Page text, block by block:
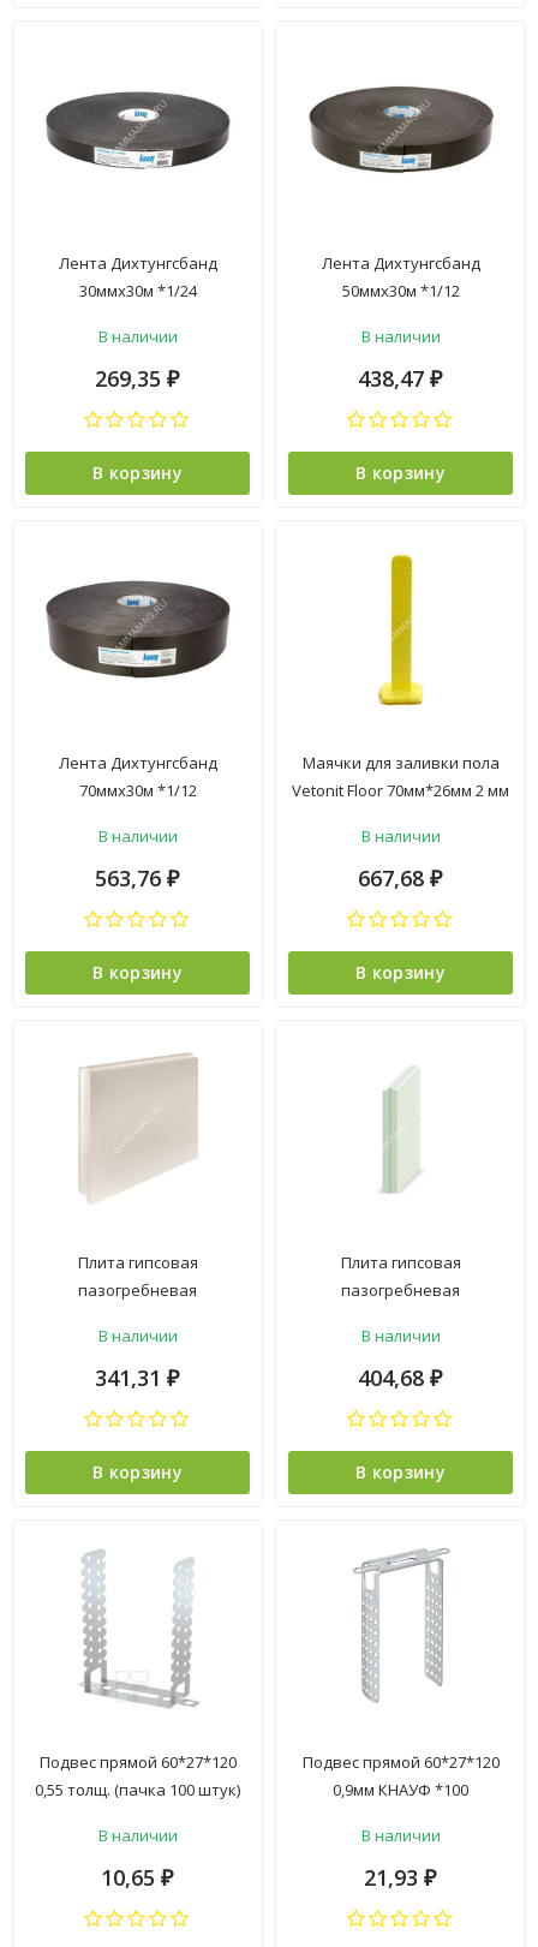
Лента Дихтунгсбанд
30ммх30м *1/24
В наличии
269,35 ₽
В корзину
Лента Дихтунгсбанд
50ммх30м *1/12
В наличии
438,47 ₽
В корзину
Лента Дихтунгсбанд
70ммх30м *1/12
В наличии
563,76 ₽
В корзину
Маячки для заливки пола
Vetonit Floor 70мм*26мм 2 мм
В наличии
667,68 ₽
В корзину
Плита гипсовая
пазогребневая
Ергач *30
В наличии
341,31 ₽
В корзину
Плита гипсовая
пазогребневая
667х500х80мм полнотелая
Ергач *30
В наличии
404,68 ₽
В корзину
Подвес прямой 60*27*120
0,55 толщ. (пачка 100 штук)
В наличии
10,65 ₽
Подвес прямой 60*27*120
0,9мм КНАУФ *100
В наличии
21,93 ₽